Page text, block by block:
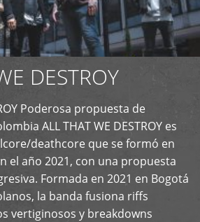
DESTROY
Poderosa propuesta de
ALL THAT WE DESTROY es
deathcore que se formó en
el año 2021, con una propuesta
Formada en 2021 en Bogotá
la banda fusiona riffs
vertiginosos y breakdowns
+